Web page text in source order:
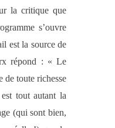
la critique que
s’ouvre
est la source de
répond : « Le
de toute richesse
tout autant la
(qui sont bien,